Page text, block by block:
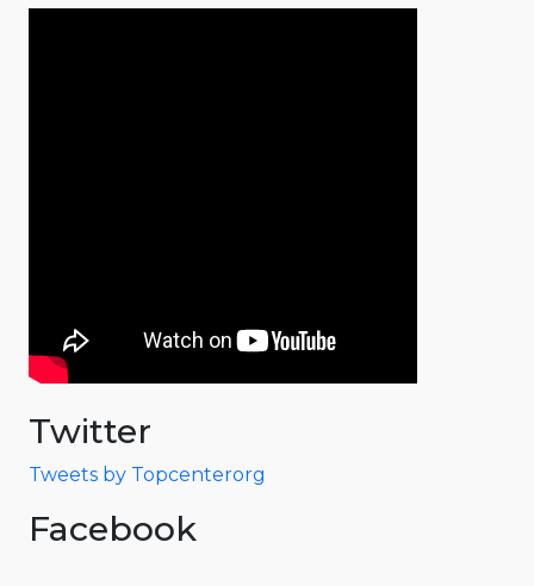
Twitter
Tweets by Topcenterorg
Facebook